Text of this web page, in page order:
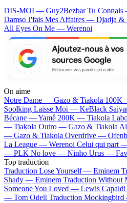
DIS-MOI — Guy2BezbarTu Connais
Damso J'fais Mes Affaires — Djadja &
All Eyes On Me — Werenoi
On aime
Notre Dame — Gazo & Tiakola 100K
Soolking Laisse Moi — KeBlack
Bécane —Yamê 200K — Tiakola
— Tiakola Outro — Gazo & Tiakola
— Gazo & Tiakola Overdrive —
La League — Werenoi Celui qui part
— PLK No love — Ninho Urus —
Top traduction
Traduction Lose Yourself — Eminem
Shady — Eminem Traduction
Someone You Loved — Lewis Capaldi
— Tom Odell Traduction